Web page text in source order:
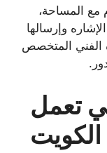
مع المساحة،
وإرسالها
الفني المتخصص
تعمل